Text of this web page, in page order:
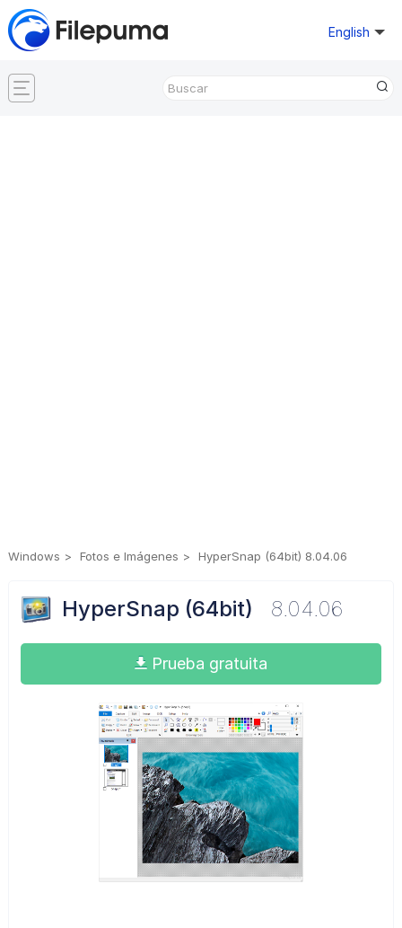
English
Windows Fotos e Imágenes HyperSnap (64bit) 8.04.06
HyperSnap (64bit) 8.04.06
Prueba gratuita